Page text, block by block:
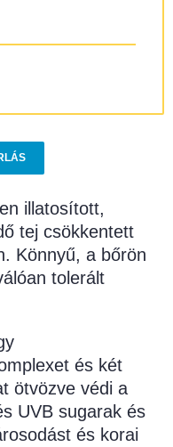
illatosított,
tej csökkentett
Könnyű, a bőrön
tolerált
és két
ötvözve védi a
UVB sugarak és
és korai